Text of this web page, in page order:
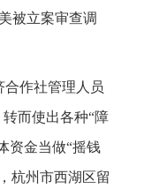
被立案审查调
合作社管理人员
而使出各种“障
资金当做“摇钱
杭州市西湖区留